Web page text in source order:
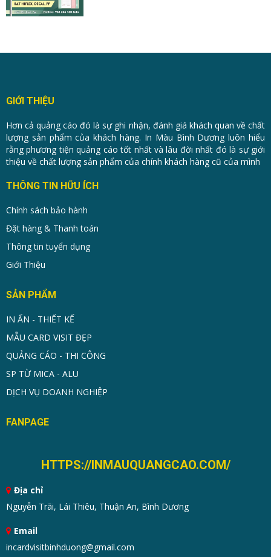
GIỚI THIỆU
Hơn cả quảng cáo đó là sự ghi nhận, đánh giá khách quan về chất
lượng sản phẩm của khách hàng. In Màu Bình Dương luôn hiểu
rằng phương tiện quảng cáo tốt nhất và lâu đời nhất đó là sự giới
thiệu về chất lượng sản phẩm của chính khách hàng cũ của mình
THÔNG TIN HỮU ÍCH
Chính sách bảo hành
Đặt hàng & Thanh toán
Thông tin tuyển dụng
Giới Thiệu
SẢN PHẨM
IN ẤN - THIẾT KẾ
MẪU CARD VISIT ĐẸP
QUẢNG CÁO - THI CÔNG
SP TỪ MICA - ALU
DỊCH VỤ DOANH NGHIỆP
FANPAGE
HTTPS://INMAUQUANGCAO.COM/
Địa chỉ
Nguyễn Trãi, Lái Thiêu, Thuận An, Bình Dương
Email
incardvisitbinhduong@gmail.com